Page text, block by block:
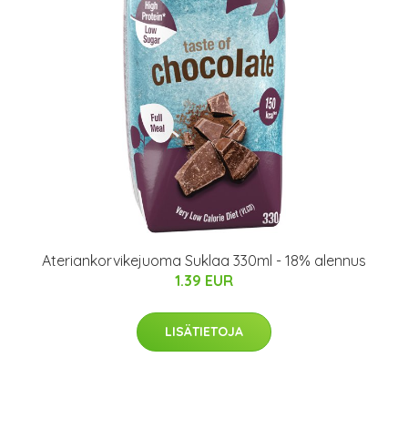
Ateriankorvikejuoma Suklaa 330ml - 18% alennus
1.39 EUR
LISÄTIETOJA